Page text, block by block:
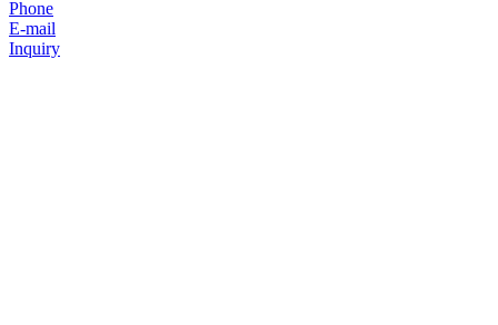
Phone
E-mail
Inquiry